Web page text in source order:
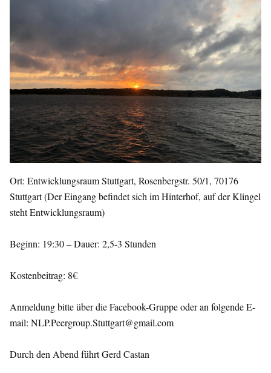
Ort: Entwicklungsraum Stuttgart, Rosenbergstr. 50/1, 70176
Stuttgart (Der Eingang befindet sich im Hinterhof, auf der Klingel
steht Entwicklungsraum)
Beginn: 19:30 – Dauer: 2,5-3 Stunden
Kostenbeitrag: 8€
Anmeldung bitte über die Facebook-Gruppe oder an folgende E-
mail: NLP.Peergroup.Stuttgart@gmail.com
Durch den Abend führt Gerd Castan